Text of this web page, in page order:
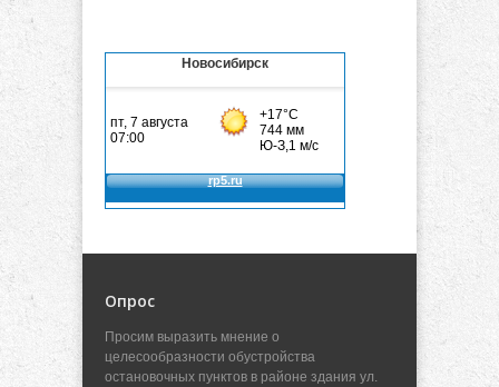
Новосибирск
Опрос
Просим выразить мнение о
целесообразности обустройства
остановочных пунктов в районе здания ул.